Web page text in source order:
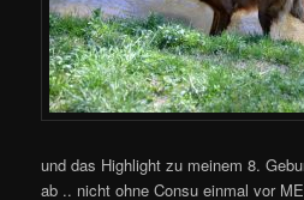
und das Highlight zu meinem 8.
ab .. nicht ohne Consu einmal vor